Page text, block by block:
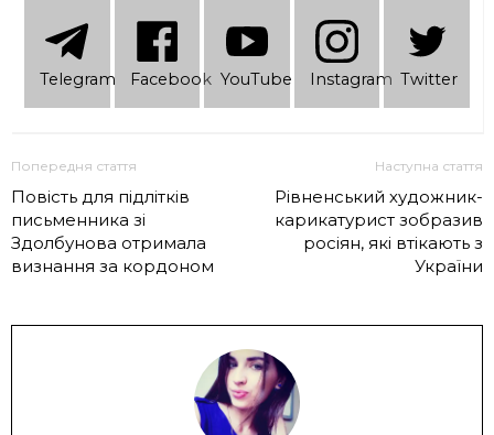
Telеgram Facebook YouTube Instagram Twitter
Попередня стаття
Повість для підлітків
письменника зі
Здолбунова отримала
визнання за кордоном
Наступна стаття
Рівненський художник-
карикатурист зобразив
росіян, які втікають з
України